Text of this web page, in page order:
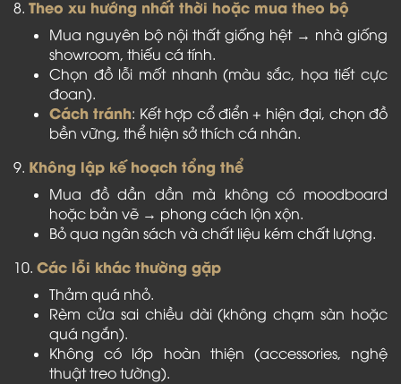
8. Theo xu hướng nhất thời hoặc mua theo bộ
Mua nguyên bộ nội thất giống hệt → nhà giống
showroom, thiếu cá tính.
Chọn đồ lỗi mốt nhanh (màu sắc, họa tiết cực
đoan).
Cách tránh: Kết hợp cổ điển + hiện đại, chọn đồ
bền vững, thể hiện sở thích cá nhân.
9. Không lập kế hoạch tổng thể
Mua đồ dần dần mà không có moodboard
hoặc bản vẽ → phong cách lộn xộn.
Bỏ qua ngân sách và chất liệu kém chất lượng.
10. Các lỗi khác thường gặp
Thảm quá nhỏ.
Rèm cửa sai chiều dài (không chạm sàn hoặc
quá ngắn).
Không có lớp hoàn thiện (accessories, nghệ
thuật treo tường).